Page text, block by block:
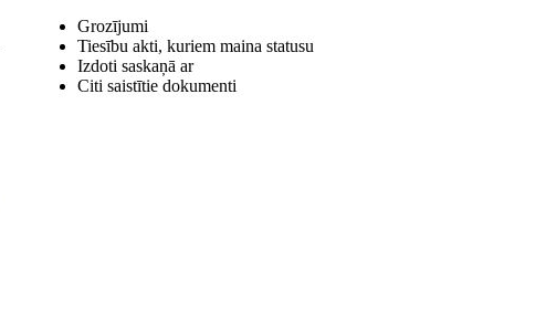
Grozījumi
Tiesību akti, kuriem maina statusu
Izdoti saskaņā ar
Citi saistītie dokumenti